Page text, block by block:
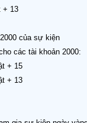
+ 13
của sự kiện
các tài khoản 2000:
+ 15
+ 13